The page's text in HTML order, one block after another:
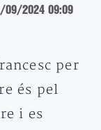
09/2024 09:09
per
és pel
i es